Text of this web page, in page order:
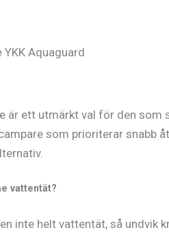
Aquaguard
är ett utmärkt val för den
som prioriterar snabb
vattentät?
inte helt vattentät, så undvik